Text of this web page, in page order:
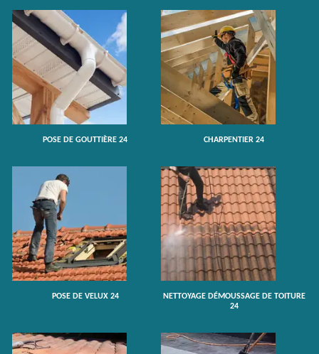
POSE DE GOUTTIÈRE 24 CHARPENTIER 24
POSE DE VELUX 24
NETTOYAGE DÉMOUSSAGE DE TOITURE
24